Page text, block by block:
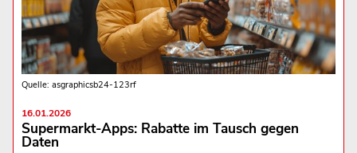
Quelle: asgraphicsb24-123rf
16.01.2026
Supermarkt-Apps: Rabatte im Tausch gegen
Daten